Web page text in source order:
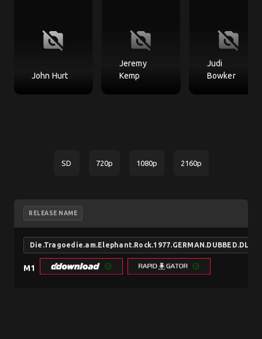
no_photography
John Hurt
no_photography
Jeremy
Kemp
no_photography
Judi
Bowker
SD 720p 1080p 2160p
RELEASE NAME
M1